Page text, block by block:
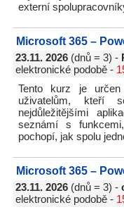
externí
Microsoft 365 –
23.11. 2026 (dnů = 3) -
elektronické podobě -
Tento kurz je
uživatelům, kteří
nejdůležitějšími
seznámí s
pochopí, jak spolu
Microsoft 365 –
23.11. 2026 (dnů = 3) -
elektronické podobě -